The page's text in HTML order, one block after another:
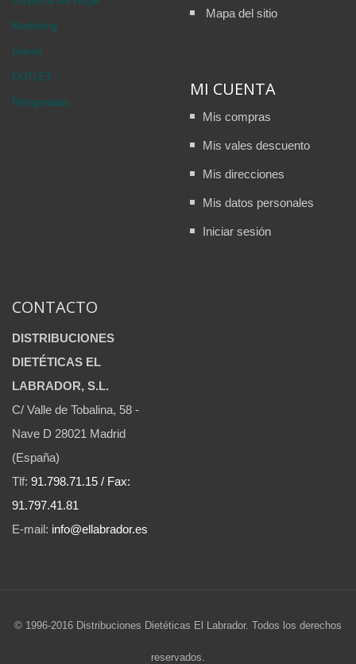
Marketing
Granel
OUTLET
Refrigerados
Mapa del sitio
MI CUENTA
Mis compras
Mis vales descuento
Mis direcciones
Mis datos personales
Iniciar sesión
CONTACTO
DISTRIBUCIONES
DIETÉTICAS EL
LABRADOR, S.L.
C/ Valle de Tobalina, 58 -
Nave D 28021 Madrid
(España)
Tlf: 91.798.71.15 / Fax:
91.797.41.81
E-mail: info@ellabrador.es
© 1996-2016 Distribuciones Dietéticas El Labrador. Todos los derechos
reservados.